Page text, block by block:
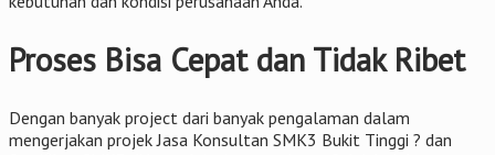
Proses Bisa Cepat dan Tidak Ribet
Dengan banyak project dari banyak pengalaman dalam
mengerjakan projek Jasa Konsultan SMK3 Bukit Tinggi ? dan